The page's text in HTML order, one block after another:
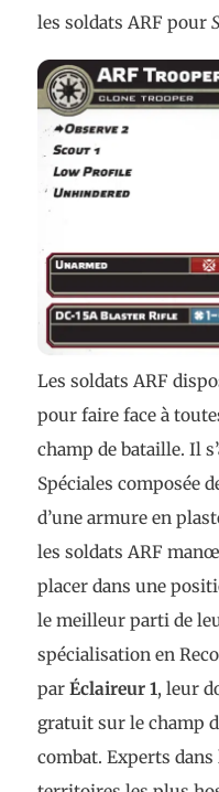
les soldats ARF pour
Les soldats ARF
pour faire face à
champ de bataille. Il
Spéciales composée
d’une armure en
les soldats ARF
placer dans une
le meilleur parti de
spécialisation en
par Éclaireur 1, leur
gratuit sur le champ
combat. Experts